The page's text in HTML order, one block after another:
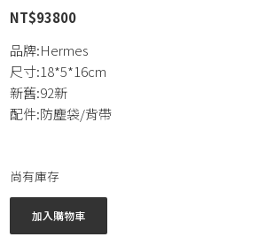
NT$93800
品牌:Hermes
尺寸:18*5*16cm
新舊:92新
配件:防塵袋/背帶
尚有庫存
加入購物車